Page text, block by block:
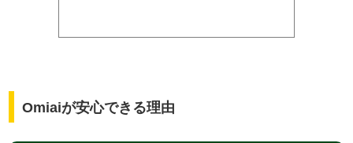
Omiaiが安心できる理由